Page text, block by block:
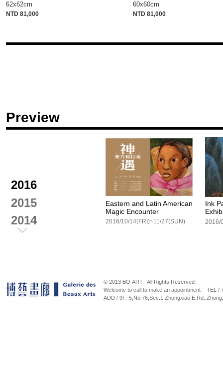
62x62cm
NTD 81,000
60x60cm
NTD 81,000
Preview
2016
2015
2014
Eastern and Latin American
Magic Encounter
2016/10/14(FRI)~11/27(SUN)
Ink
Spring Breeze。Autumn Leaf
A
© 2013 BO ART. All Rights Reserved .
Welcome to call to make an appointment TEL /
ADD / 9F.-5,No.76,Sec.1,Zhongxiao